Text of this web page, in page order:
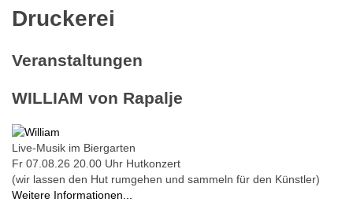
Druckerei
Veranstaltungen
WILLIAM von Rapalje
Live-Musik im Biergarten
Fr 07.08.26 20.00 Uhr Hutkonzert
(wir lassen den Hut rumgehen und sammeln für den Künstler)
Weitere Informationen...